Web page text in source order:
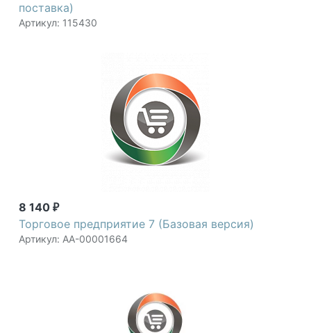
поставка)
Артикул: 115430
8 140 ₽
Торговое предприятие 7 (Базовая версия)
Артикул: АА-00001664